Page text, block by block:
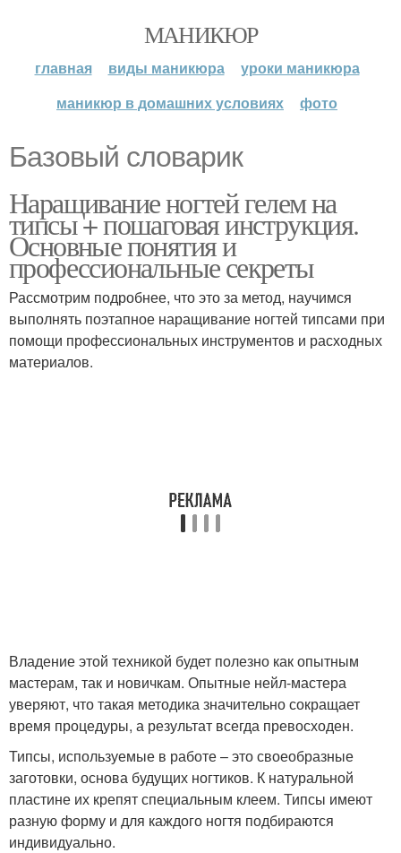
МАНИКЮР
главная виды маникюра
уроки маникюра
маникюр в домашних условиях
фото
Базовый словарик
Наращивание ногтей гелем на
типсы + пошаговая инструкция.
Основные понятия и
профессиональные секреты
Рассмотрим подробнее, что это за метод, научимся
выполнять поэтапное наращивание ногтей типсами при
помощи профессиональных инструментов и расходных
материалов.
Владение этой техникой будет полезно как опытным
мастерам, так и новичкам. Опытные нейл-мастера
уверяют, что такая методика значительно сокращает
время процедуры, а результат всегда превосходен.
Типсы, используемые в работе – это своеобразные
заготовки, основа будущих ногтиков. К натуральной
пластине их крепят специальным клеем. Типсы имеют
разную форму и для каждого ногтя подбираются
индивидуально.